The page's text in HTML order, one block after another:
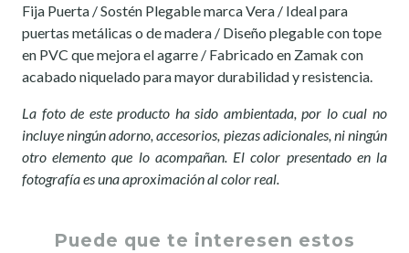
Fija Puerta / Sostén Plegable marca Vera / Ideal para
puertas metálicas o de madera / Diseño plegable con tope
en PVC que mejora el agarre / Fabricado en Zamak con
acabado niquelado para mayor durabilidad y resistencia.
La foto de este producto ha sido ambientada, por lo cual no
incluye ningún adorno, accesorios, piezas adicionales, ni ningún
otro elemento que lo acompañan. El color presentado en la
fotografía es una aproximación al color real.
Puede que te interesen estos